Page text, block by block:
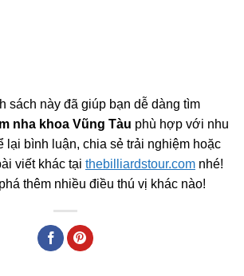
sách này đã giúp bạn dễ dàng tìm
nha khoa Vũng Tàu phù hợp với nhu
lại bình luận, chia sẻ trải nghiệm hoặc
viết khác tại thebilliardstour.com nhé!
thêm nhiều điều thú vị khác nào!